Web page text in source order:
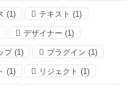
(1) テキスト (1)
デザイナー (1)
プ(1) プラグイン (1)
(1) リジェクト (1)